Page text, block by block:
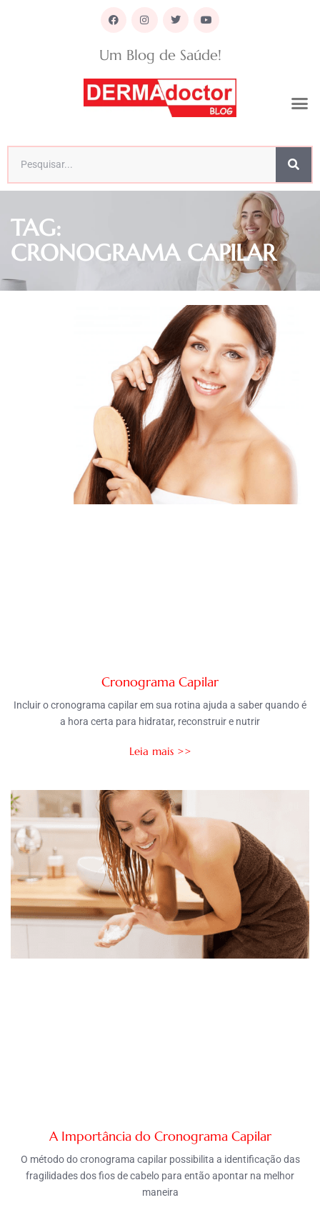
Um Blog de Saúde!
TAG:
CRONOGRAMA CAPILAR
Cronograma Capilar
Incluir o cronograma capilar em sua rotina ajuda a saber quando é
a hora certa para hidratar, reconstruir e nutrir
Leia mais >>
A Importância do Cronograma Capilar
O método do cronograma capilar possibilita a identificação das
fragilidades dos fios de cabelo para então apontar na melhor
maneira